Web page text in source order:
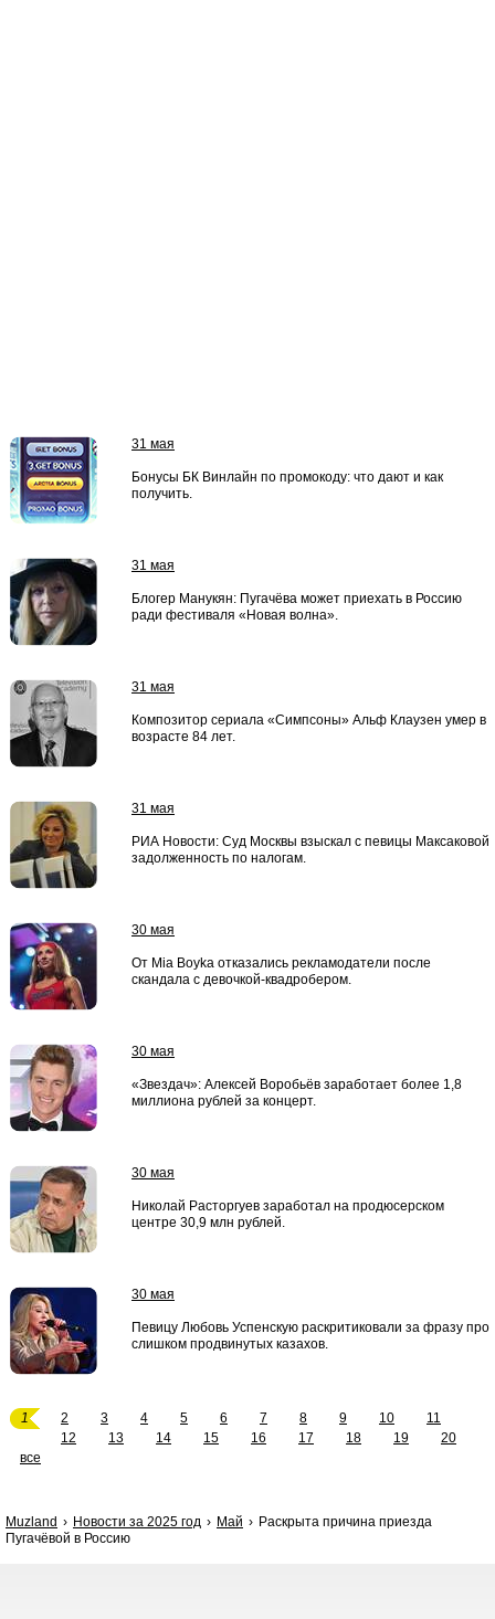
31 мая
Бонусы БК Винлайн по промокоду: что дают и как
получить.
31 мая
Блогер Манукян: Пугачёва может приехать в Россию
ради фестиваля «Новая волна».
31 мая
Композитор сериала «Симпсоны» Альф Клаузен умер в
возрасте 84 лет.
31 мая
РИА Новости: Суд Москвы взыскал с певицы Максаковой
задолженность по налогам.
30 мая
От Mia Boyka отказались рекламодатели после
скандала с девочкой-квадробером.
30 мая
«Звездач»: Алексей Воробьёв заработает более 1,8
миллиона рублей за концерт.
30 мая
Николай Расторгуев заработал на продюсерском
центре 30,9 млн рублей.
30 мая
Певицу Любовь Успенскую раскритиковали за фразу про
слишком продвинутых казахов.
1 2 3 4 5 6 7 8 9 10
11
12
13 14 15 16 17 18 19
20
все
Muzland Новости за 2025 год Май
Раскрыта причина приезда
Пугачёвой в Россию